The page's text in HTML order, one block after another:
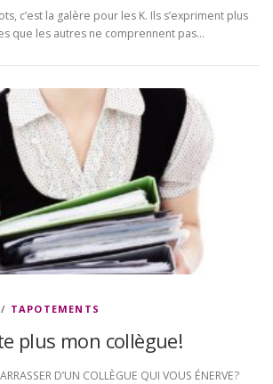
c’est la galère pour les K. Ils s’expriment plus
que les autres ne comprennent pas…
/ TAPOTEMENTS
plus mon collègue!
D’UN COLLÈGUE QUI VOUS ÉNERVE?